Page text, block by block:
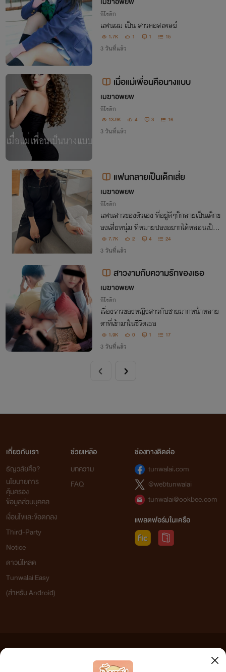
อีโรติก
แฟนผม เป็น สาวคอสเพลย์
1.7K 1 1 15
3 วันที่แล้ว
เมื่อแม่เพื่อนคือนางแบบ
เมฆาอพยพ
อีโรติก
13.9K 4 3 16
3 วันที่แล้ว
แฟนกลายเป็นเด็กเสี่ย
เมฆาอพยพ
อีโรติก
แฟนสาวของตัวเอง ที่อยู่ดีๆก็กลายเป็นเด็กข
องเสี่ยหนุ่ม ที่หมายปองอยากได้หล่อนเป็นเ
มียตัวจริง งานนี้ใครจะได้ครอบครองหัวใจขอ
งหล่อนกันแน่
7.7K 2 4 24
3 วันที่แล้ว
สาวงามกับความรักของเธอ
เมฆาอพยพ
อีโรติก
เรื่องราวของหญิงสาวกับชายมากหน้าหลาย
ตาที่เข้ามาในชีวิตเธอ
1.9K 0 1 17
3 วันที่แล้ว
เกี่ยวกับเรา
ธัญวลัยคือ?
นโยบายการ
คุ้มครอง
ข้อมูลส่วนบุคคล
เงื่อนไขและข้อตกลง
Third-Party
Notice
ดาวน์โหลด
Tunwalai Easy
(สำหรับ Android)
ช่วยเหลือ
บทความ
FAQ
ช่องทางติดต่อ
tunwalai.com
@webtunwalai
tunwalai@ookbee.com
แพลตฟอร์มในเครือ
เว็บไซต์แห่งนี้ไม่ได้เห็นด้วยและไม่ขอรับผิดชอบต่อข้อความใดๆ ทั้งสิ้น ดังนั้นผู้อ่านทุกท่านโปรดใช้